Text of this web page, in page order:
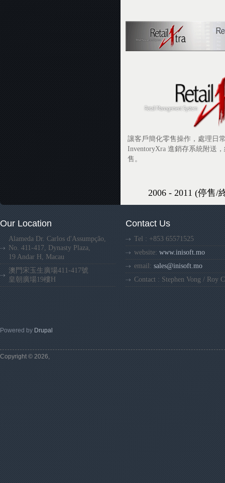
讓客戶簡化零售操作，處理日
InventoryXra 進銷存系統附送
售。
2006 - 2011 (停售/
Our Location
Alameda Dr. Carlos d'Assumpção,
No. 411-417, Dynasty Plaza,
19 Andar H, Macau
澳門宋玉生廣場411-417號
皇朝廣場19樓H
Contact Us
Tel : +853 65571525
website: www.inisoft.mo
email: sales@inisoft.mo
Contact : Stephen Vong / Roy
Powered by Drupal
Copyright © 2026,